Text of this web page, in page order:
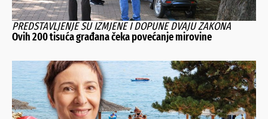
PREDSTAVLJENJE SU IZMJENE I DOPUNE DVAJU ZAKONA
Ovih 200 tisuća građana čeka povećanje mirovine